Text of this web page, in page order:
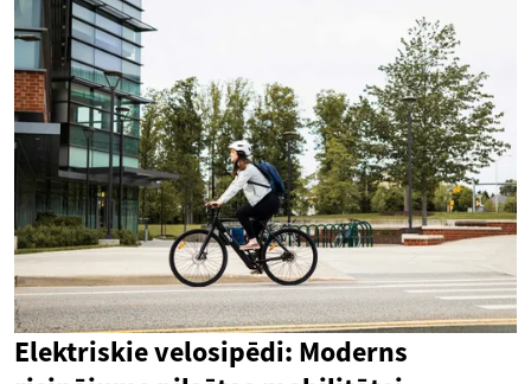
Elektriskie velosipēdi: Moderns